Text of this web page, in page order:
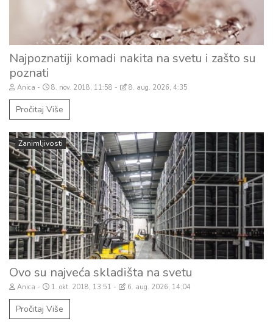
Najpoznatiji komadi nakita na svetu i zašto su
poznati
Anica 8. nov. 2018, 11:58 8. aug. 2026, 4:35
Pročitaj Više
Zanimljivosti
Ovo su najveća skladišta na svetu
Anica 1. okt. 2018, 13:51 6. aug. 2026, 14:04
Pročitaj Više